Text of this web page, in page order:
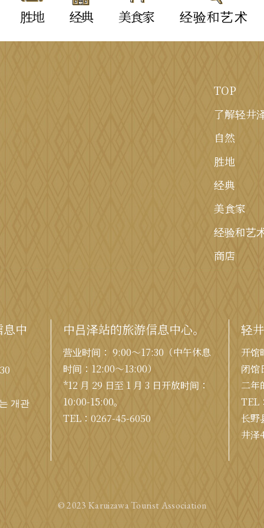
胜地 经典 美食家 经验和艺术
TOP
了解轻井
自然
胜地
经典
美食家
经验和艺
商店
中
개관
中吕泽站的旅游信息中心。
营业时间： 9:00〜17:30（中午休息
时间：12:00〜13:00）
*12 月 29 日至 1 月 3 日开放时间：
10:00-15:00。
TEL： 0267-45-6050
轻
开馆
闭馆
二年
TEL
长野
井泽
© 2023 Karuizawa Tourist Association